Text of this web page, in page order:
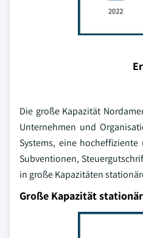
Die große Kapazität
Unternehmen und
Systems, eine
Subventionen,
in große Kapazitäten
Große Kapazität